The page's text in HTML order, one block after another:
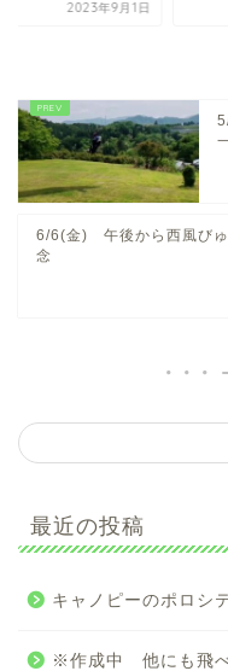
2023年9月1日
6/6(金) 午後から西風びゅ
念
最近の投稿
キャノピーのポロシ
※作成中 他にも飛べ